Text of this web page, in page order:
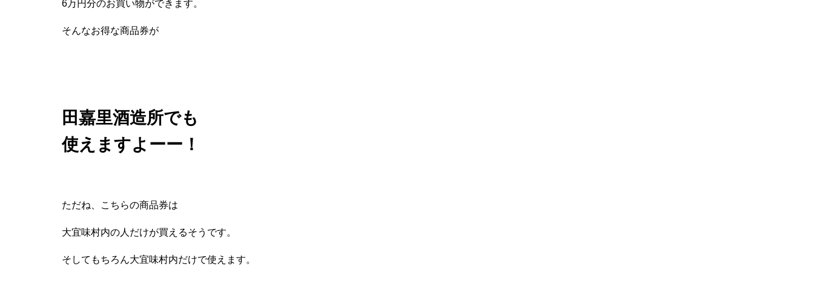
6万円分のお買い物ができます。
そんなお得な商品券が
田嘉里酒造所でも
使えますよーー！
ただね、こちらの商品券は
大宜味村内の人だけが買えるそうです。
そしてもちろん大宜味村内だけで使えます。